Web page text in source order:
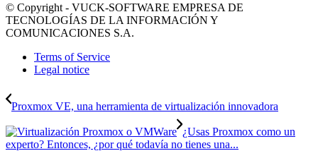
© Copyright - VUCK-SOFTWARE EMPRESA DE
TECNOLOGÍAS DE LA INFORMACIÓN Y
COMUNICACIONES S.A.
Terms of Service
Legal notice
Proxmox VE, una herramienta de virtualización innovadora
¿Usas Proxmox como un
experto? Entonces, ¿por qué todavía no tienes una...